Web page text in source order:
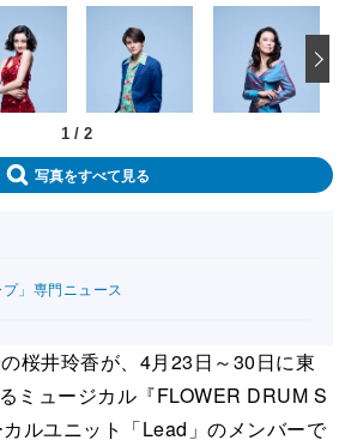
1 / 2
写真をすべて見る
」専門ニュース
桜井玲香が、4月23日～30日に東
ミュージカル『FLOWER DRUM S
ルユニット「Lead」のメンバーで